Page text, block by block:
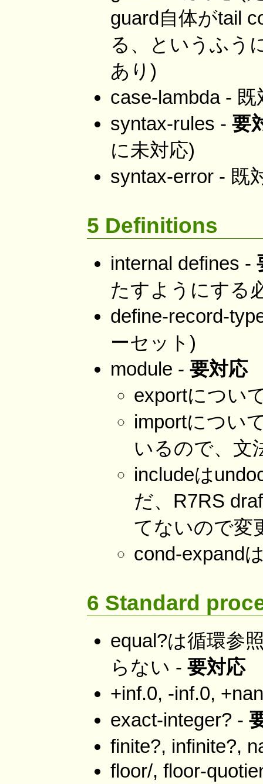
guard自体がtail
る、というふう
あり)
case-lambda - 既
syntax-rules - 要
に未対応)
syntax-error - 既
5 Definitions
internal defines -
たすようにする
define-record-
ーセット)
module - 要対応
exportについ
importについ
いるので、文
includeは
だ、R7RS
てないので変
cond-expand
6 Standard
equal?は循環参
らない - 要対応
+inf.0, -inf.0,
exact-integer? -
finite?, infinite?,
floor/, floor-